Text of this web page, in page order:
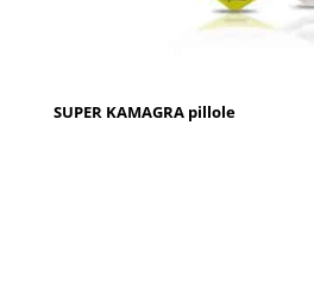
SUPER KAMAGRA pillole